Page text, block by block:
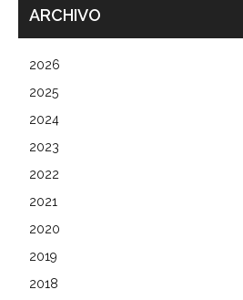
ARCHIVO
2026
2025
2024
2023
2022
2021
2020
2019
2018